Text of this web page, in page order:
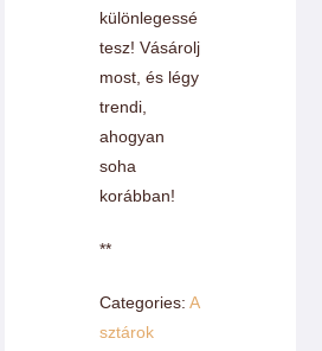
különlegessé
tesz! Vásárolj
most, és légy
trendi,
ahogyan
soha
korábban!
**
Categories:A
sztárok